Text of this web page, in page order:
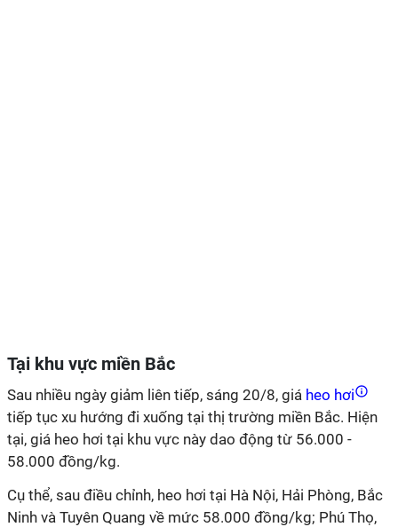
Tại khu vực miền Bắc
Sau nhiều ngày giảm liên tiếp, sáng 20/8, giá heo hơi
tiếp tục xu hướng đi xuống tại thị trường miền Bắc. Hiện
tại, giá heo hơi tại khu vực này dao động từ 56.000 -
58.000 đồng/kg.
Cụ thể, sau điều chỉnh, heo hơi tại Hà Nội, Hải Phòng, Bắc
Ninh và Tuyên Quang về mức 58.000 đồng/kg; Phú Thọ,